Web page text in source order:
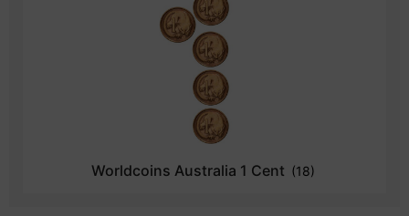
Worldcoins Australia 1 Cent (18)